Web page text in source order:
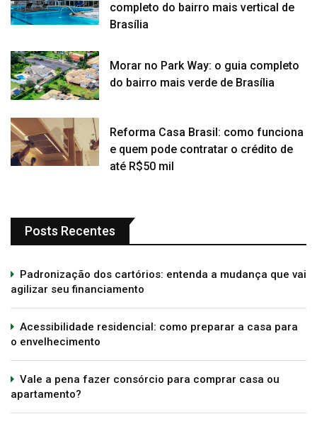
completo do bairro mais vertical de
Brasília
Morar no Park Way: o guia completo
do bairro mais verde de Brasília
Reforma Casa Brasil: como funciona
e quem pode contratar o crédito de
até R$50 mil
Posts Recentes
Padronização dos cartórios: entenda a mudança que vai
agilizar seu financiamento
Acessibilidade residencial: como preparar a casa para
o envelhecimento
Vale a pena fazer consórcio para comprar casa ou
apartamento?